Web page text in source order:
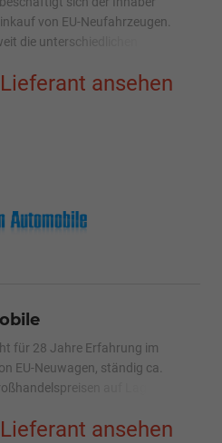
von EU-Neufahrzeugen.
die unterschiedlichen
die besten Preise anbieten zu
ansehen
für 28 Jahre Erfahrung im
EU-Neuwagen, ständig ca.
auf Lager.
ansehen